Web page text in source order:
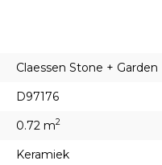
Claessen Stone + Garden
D97176
0.72 m2
Keramiek